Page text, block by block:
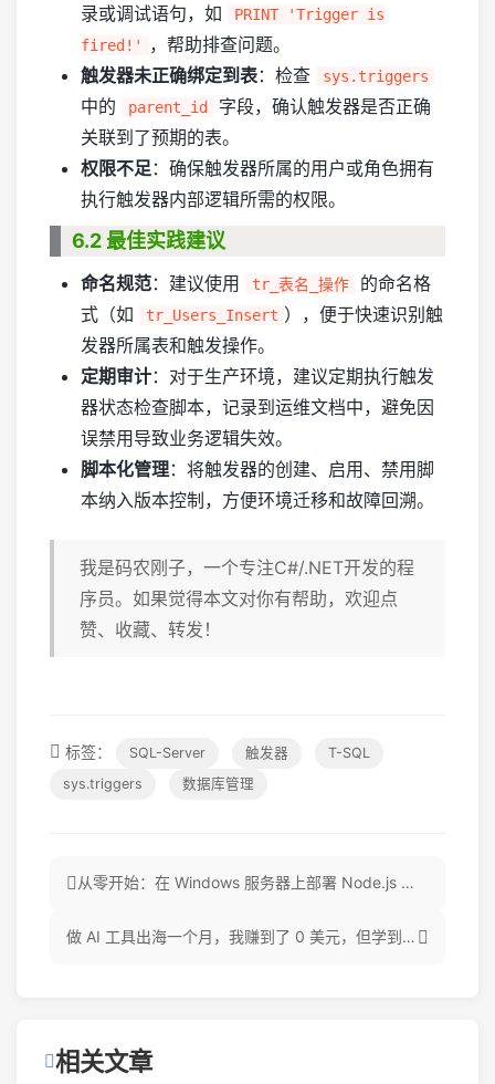
录或调试语句，如
PRINT 'Trigger is
fired!'
，帮助排查问题。
触发器未正确绑定到表：检查 sys.triggers
中的 parent_id
字段，确认触发器是否正确
关联到了预期的表。
权限不足 ：确保触发器所属的用户或角色拥有
执行触发器内部逻辑所需的权限。
6.2 最佳实践建议
命名规范：建议使用 tr_表名_操作
的命名格
式（如
tr_Users_Insert ），便于快速识别触
发器所属表和触发操作。
定期审计：对于生产环境，建议定期执行触发
器状态检查脚本，记录到运维文档中，避免因
误禁用导致业务逻辑失效。
脚本化管理：将触发器的创建、启用、禁用脚
本纳入版本控制，方便环境迁移和故障回溯。
我是码农刚子，一个专注C#/.NET开发的程
序员。如果觉得本文对你有帮助，欢迎点
赞、收藏、转发！
标签： SQL-Server 触发器
T-SQL
sys.triggers
数据库管理
从零开始：在 Windows 服务器上部署 Node.js 项目（小白实战教程）
做 AI 工具出海一个月，我赚到了 0 美元，但学到了这些
相关文章